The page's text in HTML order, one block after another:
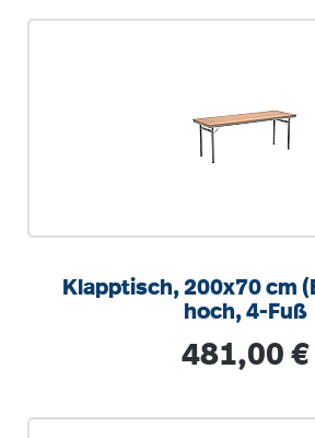
Klapptisch, 200x70 cm
hoch, 4-Fuß
Regulärer Preis:
481,00 €